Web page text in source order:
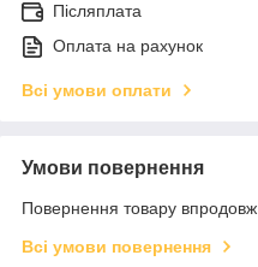
Післяплата
Оплата на рахунок
Всі умови оплати
Умови повернення
Повернення товару
Всі умови повернення